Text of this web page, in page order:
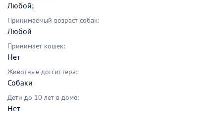
Любой;
Принимаемый возраст собак:
Любой
Принимает кошек:
Нет
Животные догситтера:
Собаки
Дети до 10 лет в доме:
Нет